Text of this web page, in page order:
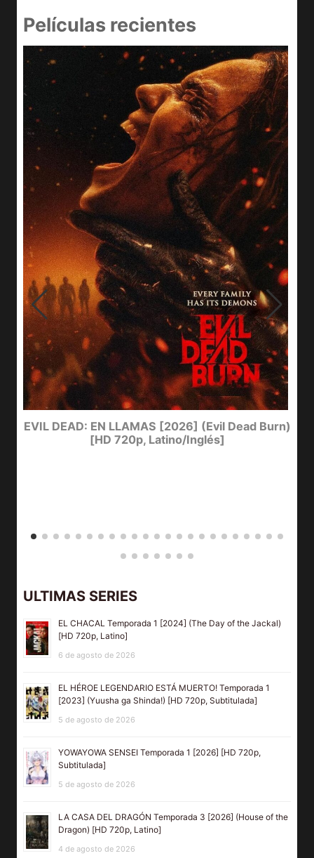
Películas recientes
EVIL DEAD: EN LLAMAS [2026] (Evil Dead Burn)
[HD 720p, Latino/Inglés]
ULTIMAS SERIES
EL CHACAL Temporada 1 [2024] (The Day of the Jackal)
[HD 720p, Latino]
6 de agosto de 2026
EL HÉROE LEGENDARIO ESTÁ MUERTO! Temporada 1
[2023] (Yuusha ga Shinda!) [HD 720p, Subtitulada]
5 de agosto de 2026
YOWAYOWA SENSEI Temporada 1 [2026] [HD 720p,
Subtitulada]
5 de agosto de 2026
LA CASA DEL DRAGÓN Temporada 3 [2026] (House of the
Dragon) [HD 720p, Latino]
4 de agosto de 2026